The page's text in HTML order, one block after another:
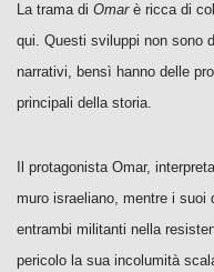
La trama di Omarè ricca di
qui. Questi sviluppi non sono
narrativi, bensì hanno delle
principali della storia.
Il protagonista Omar,
muro israeliano, mentre i suoi
entrambi militanti nella
pericolo la sua incolumità